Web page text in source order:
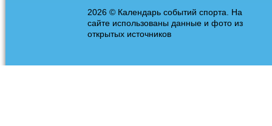
2026 © Календарь событий спорта. На
сайте использованы данные и фото из
открытых источников